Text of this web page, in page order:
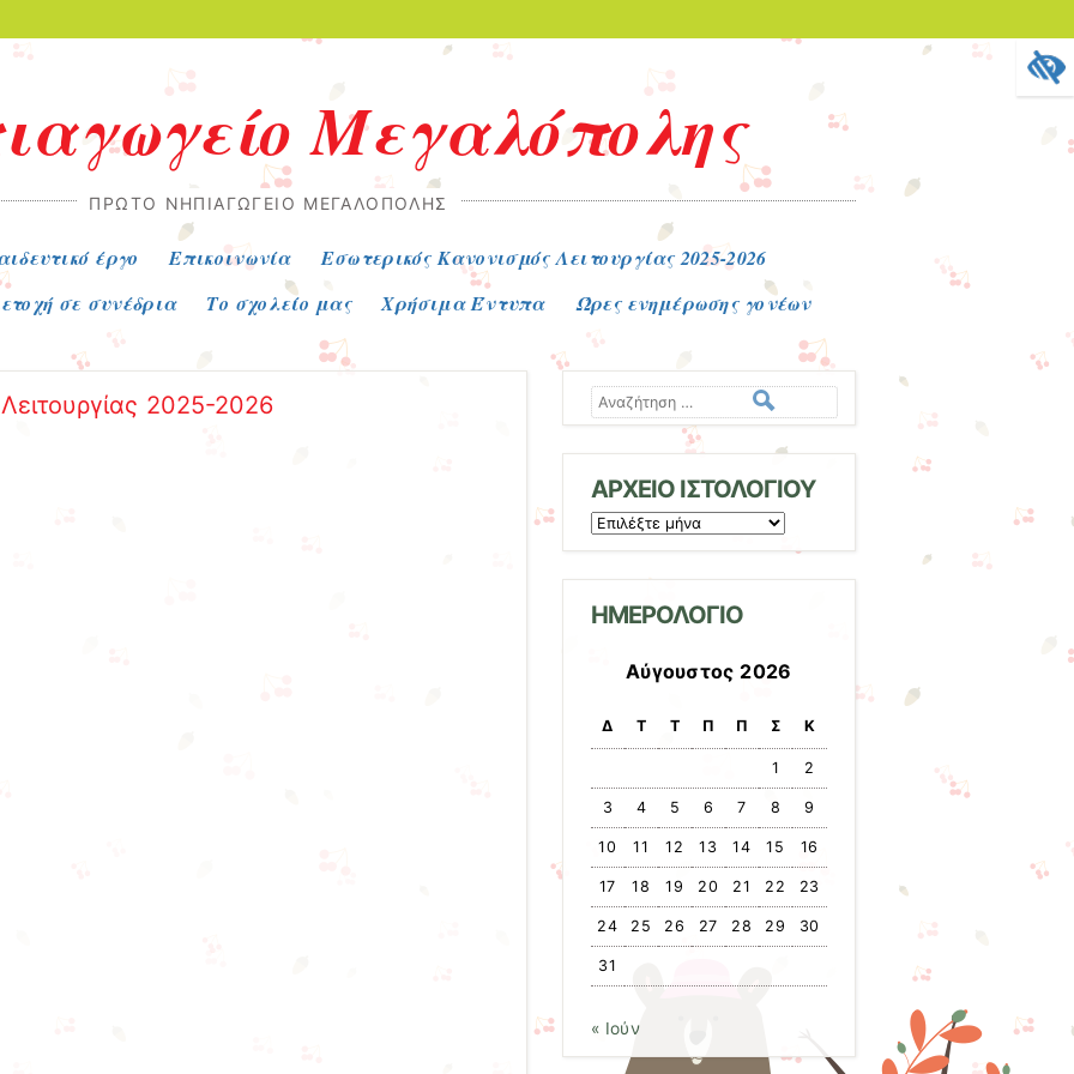
Μεγαλόπολης
ΠΡΏΤΟ ΝΗΠΙΑΓΩΓΕΊΟ ΜΕΓΑΛΌΠΟΛΗΣ
έργο Επικοινωνία
Εσωτερικός Κανονισμός Λειτουργίας 2025-2026
σε συνέδρια Το σχολείο μας Χρήσιμα Έντυπα Ώρες ενημέρωσης γονέων
2025-2026 Αναζήτηση
ΑΡΧΕΙΟ ΙΣΤΟΛΟΓΙΟΥ
ΑΡΧΕΙΟ
ΙΣΤΟΛΟΓΙΟΥ
ΗΜΕΡΟΛΟΓΙΟ
Αύγουστος 2026
Δ Τ Τ Π Π Σ Κ
1 2
3 4 5 6 7 8 9
10 11 12 13 14 15 16
17 18 19 20 21 22 23
24 25 26 27 28 29 30
31
« Ιούν